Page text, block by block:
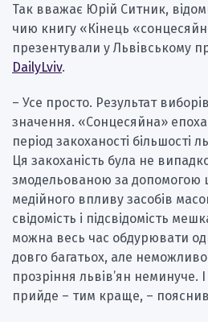
Так вважає Юрій Ситник,
чию книгу «Кінець
презентували у Львівському
DailyLviv.
– Усе просто. Результат
значення. «Сонцесяйна»
період закоханості більшості
Ця закоханість була не
змодельованою за допомогою
медійного впливу засобів
свідомість і підсвідомість
можна весь час обдурювати
довго багатьох, але неможливо
прозріння львів’ян
прийде – тим краще, –